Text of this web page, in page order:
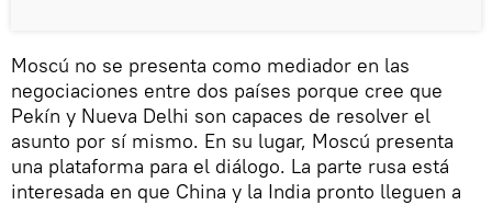
Moscú no se presenta como mediador en las
negociaciones entre dos países porque cree que
Pekín y Nueva Delhi son capaces de resolver el
asunto por sí mismo. En su lugar, Moscú presenta
una plataforma para el diálogo. La parte rusa está
interesada en que China y la India pronto lleguen a